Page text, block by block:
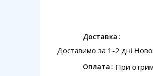
Доставка
Доставимо за 1-2 дні
Оплата При